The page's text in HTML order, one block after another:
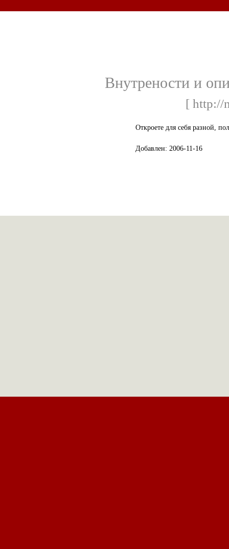
Внутрености и
[ http://
Откроете для себя разной,
Добавлен: 2006-11-16